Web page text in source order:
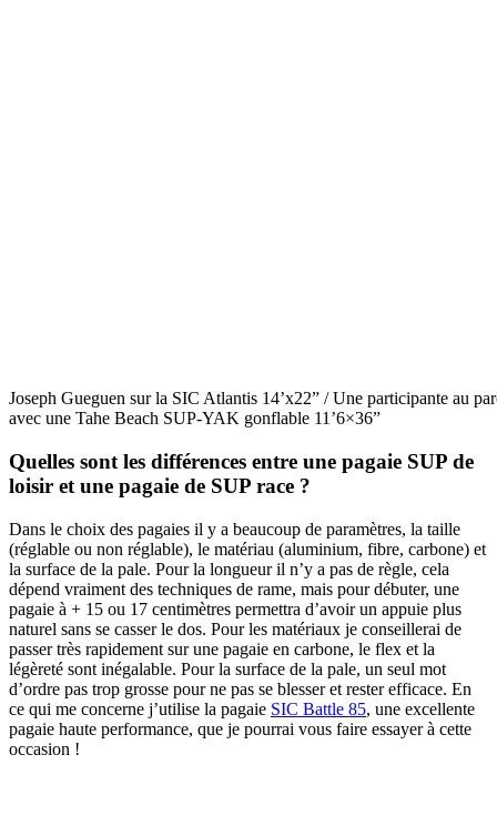
Joseph Gueguen sur la SIC Atlantis 14’x22” / Une participante au
avec une Tahe Beach SUP-YAK gonflable 11’6×36”
Quelles sont les différences entre une pagaie SUP de
loisir et une pagaie de SUP race ?
Dans le choix des pagaies il y a beaucoup de paramètres, la taille
(réglable ou non réglable), le matériau (aluminium, fibre, carbone) et
la surface de la pale. Pour la longueur il n’y a pas de règle, cela
dépend vraiment des techniques de rame, mais pour débuter, une
pagaie à + 15 ou 17 centimètres permettra d’avoir un appuie plus
naturel sans se casser le dos. Pour les matériaux je conseillerai de
passer très rapidement sur une pagaie en carbone, le flex et la
légèreté sont inégalable. Pour la surface de la pale, un seul mot
d’ordre pas trop grosse pour ne pas se blesser et rester efficace. En
ce qui me concerne j’utilise la pagaie SIC Battle 85, une excellente
pagaie haute performance, que je pourrai vous faire essayer à cette
occasion !